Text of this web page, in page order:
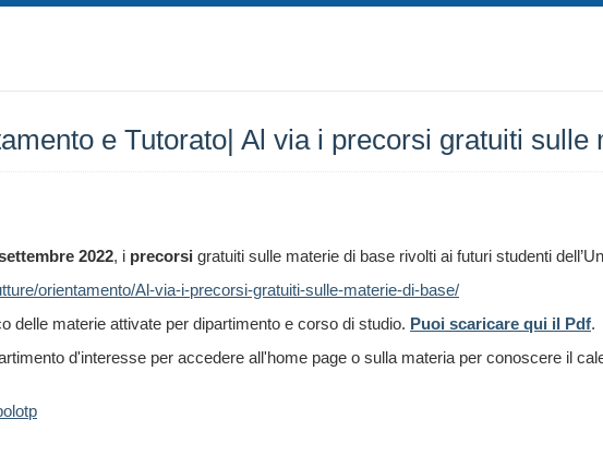
e Tutorato| Al via i precorsi gratuiti sulle
2022, i precorsi gratuiti sulle materie di base rivolti ai futuri studenti
orientamento/Al-via-i-precorsi-gratuiti-sulle-materie-di-base/
delle materie attivate per dipartimento e corso di studio. Puoi scaricare qui il Pdf.
d'interesse per accedere all'home page o sulla materia per conoscere il